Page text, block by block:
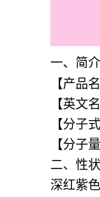
一、简介
【产品
【英文
【分子
【分子
二、性状
深红紫